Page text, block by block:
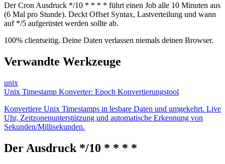
Der Cron Ausdruck */10 * * * * führt einen Job alle 10 Minuten aus
(6 Mal pro Stunde). Deckt Offset Syntax, Lastverteilung und wann
auf */5 aufgerüstet werden sollte ab.
100% clientseitig. Deine Daten verlassen niemals deinen Browser.
Verwandte Werkzeuge
unix
Unix Timestamp Konverter: Epoch Konvertierungstool
Konvertiere Unix Timestamps in lesbare Daten und umgekehrt. Live
Uhr, Zeitzonenunterstützung und automatische Erkennung von
Sekunden/Millisekunden.
Der Ausdruck */10 * * * *